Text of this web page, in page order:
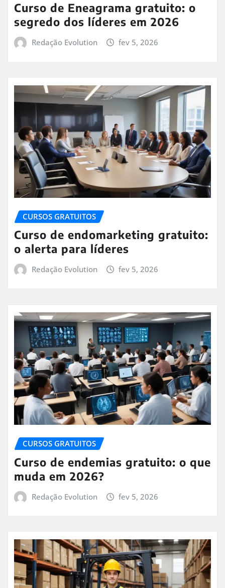
Curso de Eneagrama gratuito: o
segredo dos líderes em 2026
Redação Evolution fev 5, 2026
CURSOS GRATUITOS
Curso de endomarketing gratuito:
o alerta para líderes
Redação Evolution fev 5, 2026
CURSOS GRATUITOS
Curso de endemias gratuito: o que
muda em 2026?
Redação Evolution fev 5, 2026